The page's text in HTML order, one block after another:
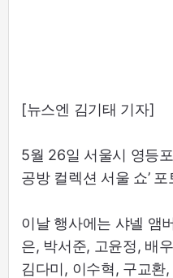
[뉴스엔 김기태 기자]
5월 26일 서울시 영등
공방 컬렉션 서울 쇼’
이날 행사에는 샤넬 앰
은, 박서준, 고윤정, 배
김다미, 이수혁, 구교환